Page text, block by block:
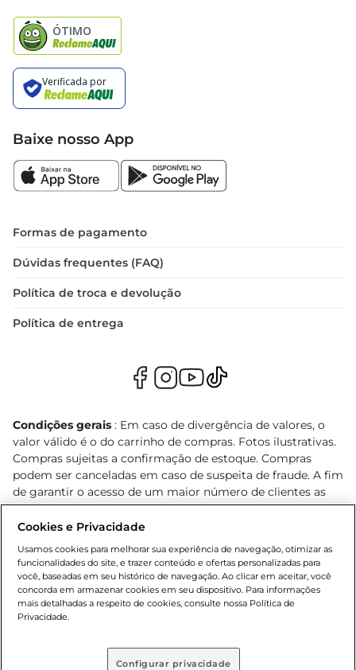
Baixe nosso App
Formas de pagamento
Dúvidas frequentes (FAQ)
Política de troca e devolução
Política de entrega
Condições gerais : Em caso de divergência de valores, o
valor válido é o do carrinho de compras. Fotos ilustrativas.
Compras sujeitas a confirmação de estoque. Compras
podem ser canceladas em caso de suspeita de fraude. A fim
de garantir o acesso de um maior número de clientes as
nossas promoções, a compra de produtos com preços
promocionais poderá ter sua quantidade limitada por
cliente. Os preços, ofertas e condições são exclusivos para
o e-commerce e válidos durante o dia de hoje, podendo
sofrer alterações sem prévia notificação. Proibida a venda
de bebidas alcoólicas para menores de 18 anos, conforme
Lei n.º 8069/90, art. 81, inciso II (Estatuto da Criança e do
prévio. O valor mínimo para as compras on-line é de R$
Cookies e Privacidade
Usamos cookies para melhorar sua experiência de navegação, otimizar as
funcionalidades do site, e trazer conteúdo e ofertas personalizadas para
você, baseadas em seu histórico de navegação. Ao clicar em aceitar, você
concorda em armazenar cookies em seu dispositivo. Para informações
mais detalhadas a respeito de cookies, consulte nossa Política de
Privacidade.
Configurar privacidade